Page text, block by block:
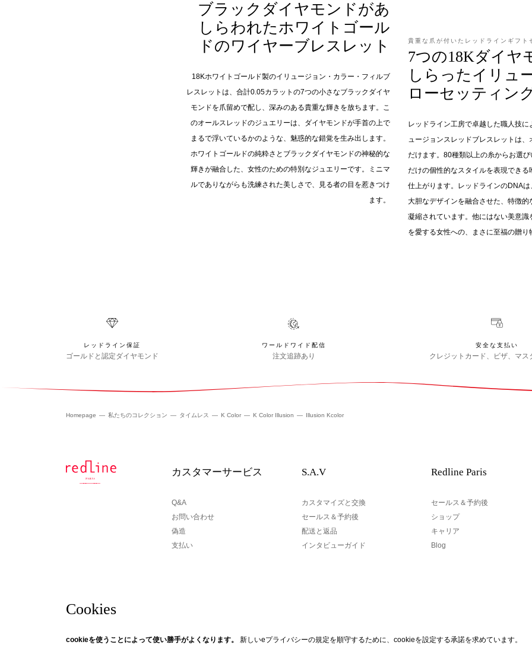
Cookies
cookieを使うことによって使い勝手がよくなります。 新しいeプライバシーの規定を順守するために、cookieを設定する承諾を求めています。
ブラックダイヤモンドがあ
しらわれたホワイトゴール
ドのワイヤーブレスレット
18Kホワイトゴールド製のイリュージョン・カラー・フィルブ
レスレットは、合計0.05カラットの7つの小さなブラックダイヤ
モンドを爪留めで配し、深みのある貴重な輝きを放ちます。こ
のオールスレッドのジュエリーは、ダイヤモンドが手首の上で
まるで浮いているかのような、魅惑的な錯覚を生み出します。
ホワイトゴールドの純粋さとブラックダイヤモンドの神秘的な
輝きが融合した、女性のための特別なジュエリーです。ミニマ
ルでありながらも洗練された美しさで、見る者の目を惹きつけ
ます。
貴重な爪が付いたレッドラインギフト
7つの18Kダイヤ
しらったイリュ
ローセッティン
レッドライン工房で卓越した職人技に
ュージョンスレッドブレスレットは、
だけます。80種類以上の糸からお選
だけの個性的なスタイルを表現できる
仕上がります。レッドラインのDNA
大胆なデザインを融合させた、特徴的
凝縮されています。他にはない美意識
を愛する女性への、まさに至福の贈り
レッドライン保証
ゴールドと認定ダイヤモンド
ワールドワイド配信
注文追跡あり
安全な支払い
クレジットカード、ビザ、マス
Homepage 私たちのコレクション タイムレス K Color K Color Illusion Illusion Kcolor
カスタマーサービス
Q&A
お問い合わせ
偽造
支払い
S.A.V
カスタマイズと交換
セールス＆予約後
配送と返品
インタビューガイド
Redline Paris
セールス＆予約後
ショップ
キャリア
Blog
あなたのEメール